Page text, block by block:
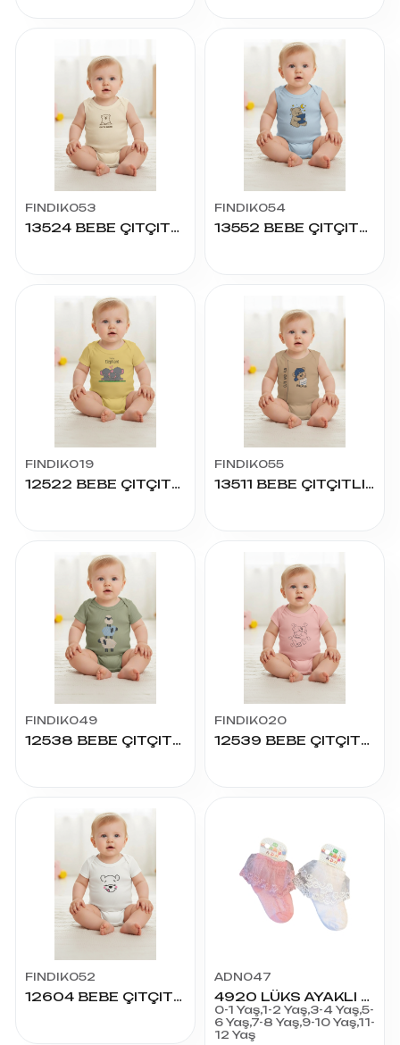
FINDIK053
13524 BEBE ÇITÇITLI BADY
FINDIK054
13552 BEBE ÇITÇITLI BADY
FINDIK019
12522 BEBE ÇITÇITLI BADY
FINDIK055
13511 BEBE ÇITÇITLI BADY
FINDIK049
12538 BEBE ÇITÇITLI BADY
FINDIK020
12539 BEBE ÇITÇITLI BADY
FINDIK052
12604 BEBE ÇITÇITLI BADY
ADN047
4920 LÜKS AYAKLI DANTELLİ ÇORAP
0-1 Yaş,1-2 Yaş,3-4 Yaş,5-
6 Yaş,7-8 Yaş,9-10 Yaş,11-
12 Yaş